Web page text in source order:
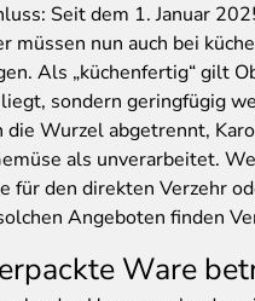
Seit dem 1. Januar
müssen nun auch bei
Als „küchenfertig“ gilt
sondern geringfügig
die Wurzel abgetrennt,
als unverarbeitet.
für den direkten Verzehr
Angeboten finden
Ware